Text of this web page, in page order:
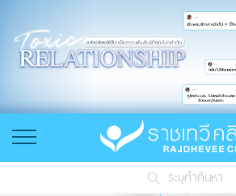
ระบุคำค้นหา